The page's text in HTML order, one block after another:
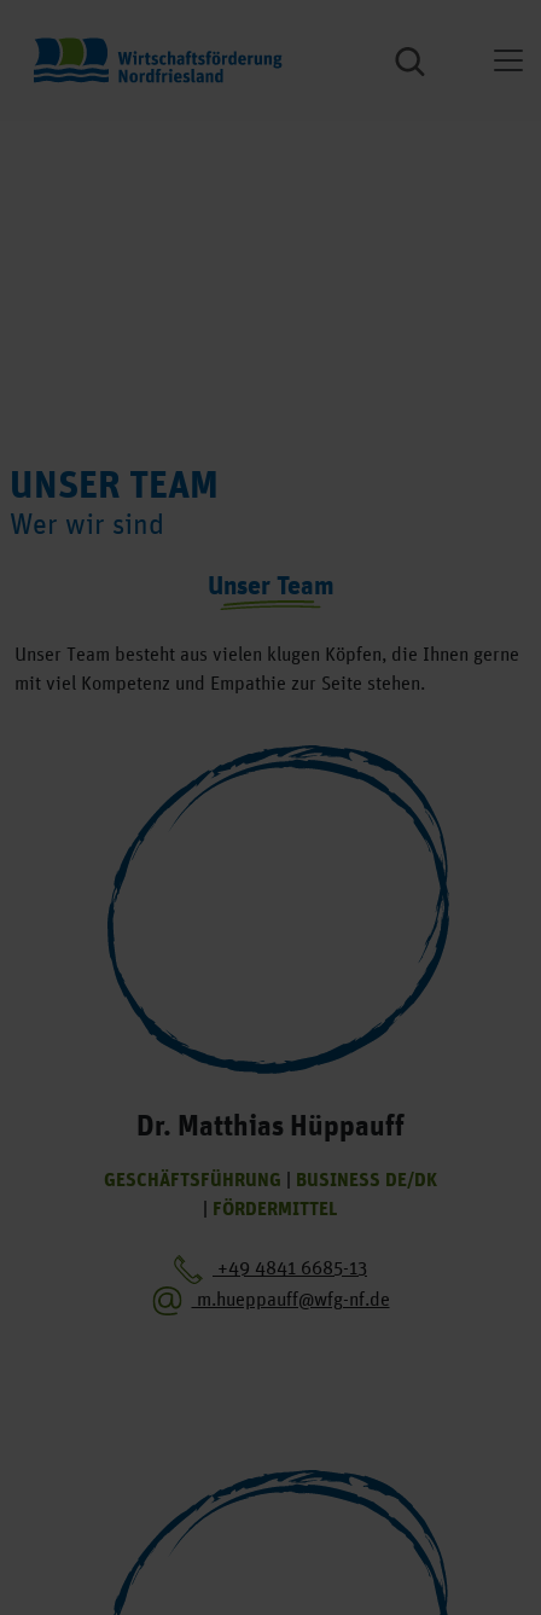
UNSER TEAM
Wer wir sind
Unser Team
Unser Team besteht aus vielen klugen Köpfen, die Ihnen gerne
mit viel Kompetenz und Empathie zur Seite stehen.
Dr. Matthias Hüppauff
GESCHÄFTSFÜHRUNG | BUSINESS DE/DK
| FÖRDERMITTEL
+49 4841 6685-13
m.hueppauff@wfg-nf.de